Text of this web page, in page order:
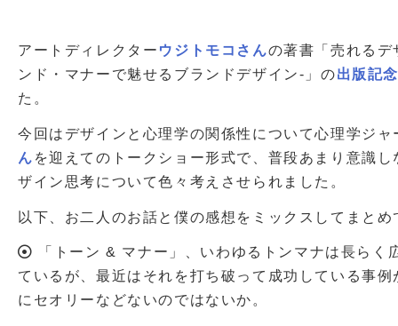
アートディレクター ウジトモコさんの著書「売れる
ンド・マナーで魅せるブランドデザイン-」の出版記
た。
今回はデザインと心理学の関係性について心理学ジャ
ん を迎えてのトークショー形式で、普段あまり意識
ザイン思考について色々考えさせられました。
以下、お二人のお話と僕の感想をミックスしてまと
「トーン & マナー」、いわゆるトンマナは長らく
ているが、最近はそれを打ち破って成功している事
にセオリーなどないのではないか。